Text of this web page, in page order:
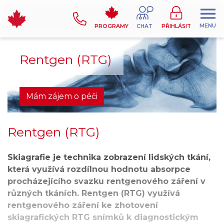
PROGRAMY CHAT PŘIHLÁSIT MENU
Rentgen (RTG)
Mám zájem o péči
Rentgen (RTG)
Skiagrafie je technika zobrazení lidských tkání,
která využívá rozdílnou hodnotu absorpce
procházejícího svazku rentgenového záření v
různých tkáních. Rentgen (RTG) využívá
rentgenového záření ke zhotovení
skiagrafických RTG snímků k diagnostickým